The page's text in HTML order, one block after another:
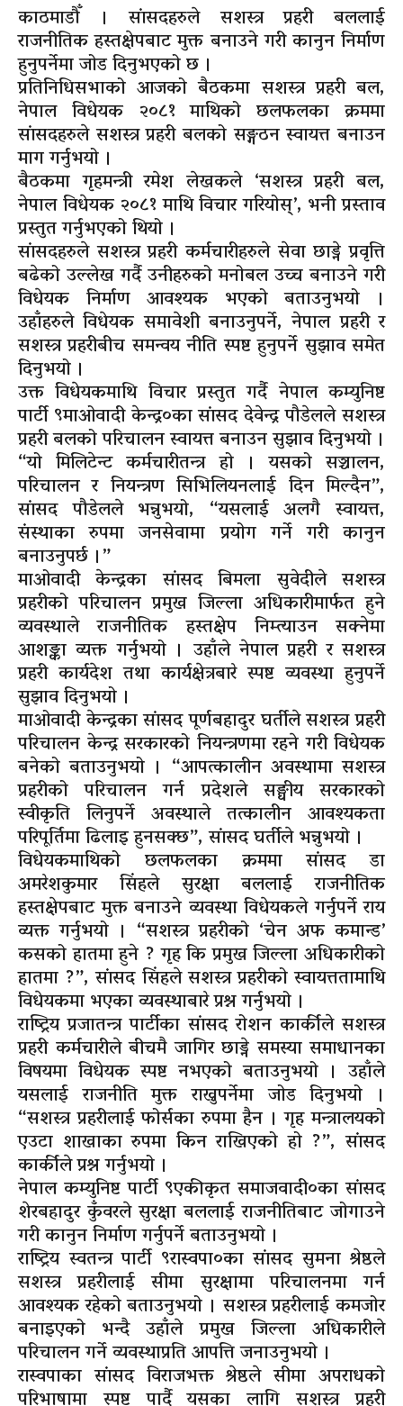
काठमाडौँ । सांसदहरुले सशस्त्र प्रहरी बललाई
राजनीतिक हस्तक्षेपबाट मुक्त बनाउने गरी कानुन निर्माण
हुनुपर्नेमा जोड दिनुभएको छ ।
प्रतिनिधिसभाको आजको बैठकमा सशस्त्र प्रहरी बल,
नेपाल विधेयक २०८१ माथिको छलफलका क्रममा
सांसदहरुले सशस्त्र प्रहरी बलको सङ्गठन स्वायत्त बनाउन
माग गर्नुभयो ।
बैठकमा गृहमन्त्री रमेश लेखकले ‘सशस्त्र प्रहरी बल,
नेपाल विधेयक २०८१ माथि विचार गरियोस्’, भनी प्रस्ताव
प्रस्तुत गर्नुभएको थियो ।
सांसदहरुले सशस्त्र प्रहरी कर्मचारीहरुले सेवा छाड्ने प्रवृत्ति
बढेको उल्लेख गर्दै उनीहरुको मनोबल उच्च बनाउने गरी
विधेयक निर्माण आवश्यक भएको बताउनुभयो ।
उहाँहरुले विधेयक समावेशी बनाउनुपर्ने, नेपाल प्रहरी र
सशस्त्र प्रहरीबीच समन्वय नीति स्पष्ट हुनुपर्ने सुझाव समेत
दिनुभयो ।
उक्त विधेयकमाथि विचार प्रस्तुत गर्दै नेपाल कम्युनिष्ट
पार्टी ९माओवादी केन्द्र०का सांसद देवेन्द्र पौडेलले सशस्त्र
प्रहरी बलको परिचालन स्वायत्त बनाउन सुझाव दिनुभयो ।
“यो मिलिटेन्ट कर्मचारीतन्त्र हो । यसको सञ्चालन,
परिचालन र नियन्त्रण सिभिलियनलाई दिन मिल्दैन”,
सांसद पौडेलले भन्नुभयो, “यसलाई अलगै स्वायत्त,
संस्थाका रुपमा जनसेवामा प्रयोग गर्ने गरी कानुन
बनाउनुपर्छ ।”
माओवादी केन्द्रका सांसद बिमला सुवेदीले सशस्त्र
प्रहरीको परिचालन प्रमुख जिल्ला अधिकारीमार्फत हुने
व्यवस्थाले राजनीतिक हस्तक्षेप निम्त्याउन सक्नेमा
आशङ्का व्यक्त गर्नुभयो । उहाँले नेपाल प्रहरी र सशस्त्र
प्रहरी कार्यदेश तथा कार्यक्षेत्रबारे स्पष्ट व्यवस्था हुनुपर्ने
सुझाव दिनुभयो ।
माओवादी केन्द्रका सांसद पूर्णबहादुर घर्तीले सशस्त्र प्रहरी
परिचालन केन्द्र सरकारको नियन्त्रणमा रहने गरी विधेयक
बनेको बताउनुभयो । “आपत्कालीन अवस्थामा सशस्त्र
प्रहरीको परिचालन गर्न प्रदेशले सङ्घीय सरकारको
स्वीकृति लिनुपर्ने अवस्थाले तत्कालीन आवश्यकता
परिपूर्तिमा ढिलाइ हुनसक्छ”, सांसद घर्तीले भन्नुभयो ।
विधेयकमाथिको छलफलका क्रममा सांसद डा
अमरेशकुमार सिंहले सुरक्षा बललाई राजनीतिक
हस्तक्षेपबाट मुक्त बनाउने व्यवस्था विधेयकले गर्नुपर्ने राय
व्यक्त गर्नुभयो । “सशस्त्र प्रहरीको ‘चेन अफ कमान्ड’
कसको हातमा हुने ? गृह कि प्रमुख जिल्ला अधिकारीको
हातमा ?”, सांसद सिंहले सशस्त्र प्रहरीको स्वायत्ततामाथि
विधेयकमा भएका व्यवस्थाबारे प्रश्न गर्नुभयो ।
राष्ट्रिय प्रजातन्त्र पार्टीका सांसद रोशन कार्कीले सशस्त्र
प्रहरी कर्मचारीले बीचमै जागिर छाड्ने समस्या समाधानका
विषयमा विधेयक स्पष्ट नभएको बताउनुभयो । उहाँले
यसलाई राजनीति मुक्त राख्नुपर्नेमा जोड दिनुभयो ।
“सशस्त्र प्रहरीलाई फोर्सका रुपमा हैन । गृह मन्त्रालयको
एउटा शाखाका रुपमा किन राखिएको हो ?”, सांसद
कार्कीले प्रश्न गर्नुभयो ।
नेपाल कम्युनिष्ट पार्टी ९एकीकृत समाजवादी०का सांसद
शेरबहादुर कुँवरले सुरक्षा बललाई राजनीतिबाट जोगाउने
गरी कानुन निर्माण गर्नुपर्ने बताउनुभयो ।
राष्ट्रिय स्वतन्त्र पार्टी ९रास्वपा०का सांसद सुमना श्रेष्ठले
सशस्त्र प्रहरीलाई सीमा सुरक्षामा परिचालनमा गर्न
आवश्यक रहेको बताउनुभयो । सशस्त्र प्रहरीलाई कमजोर
बनाइएको भन्दै उहाँले प्रमुख जिल्ला अधिकारीले
परिचालन गर्ने व्यवस्थाप्रति आपत्ति जनाउनुभयो ।
रास्वपाका सांसद विराजभक्त श्रेष्ठले सीमा अपराधको